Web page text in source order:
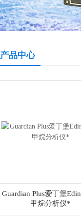
产品中心
Guardian Plus爱丁堡
甲烷分析仪*